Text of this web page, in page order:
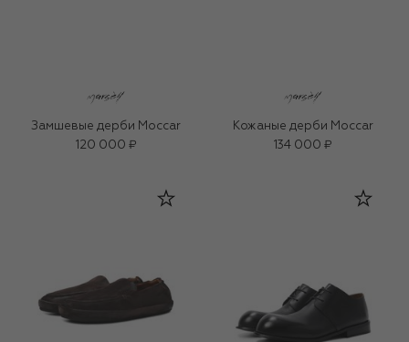
Замшевые дерби Moccar
120 000 ₽
Кожаные дерби Moccar
134 000 ₽